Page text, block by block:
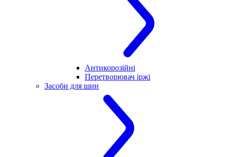
Антикорозійні
Перетворювач іржі
Засоби для шин